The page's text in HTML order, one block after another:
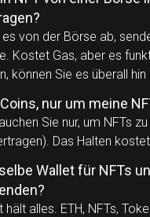
von der Börse ab,
Kostet Gas, aber es
können Sie es überall
nur um meine
Sie nur, um NFTs zu
Das Halten
Wallet für NFTs
hält alles. ETH, NFTs,